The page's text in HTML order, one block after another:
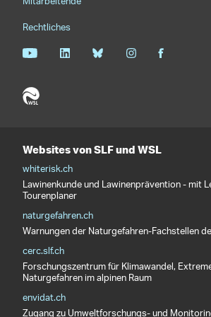
Rechtliches
Websites von SLF und WSL
whiterisk.ch
Lawinenkunde und Lawinenprävention - mit
Tourenplaner
naturgefahren.ch
Warnungen der Naturgefahren-Fachstellen
cerc.slf.ch
Forschungszentrum für Klimawandel,
Naturgefahren im alpinen Raum
envidat.ch